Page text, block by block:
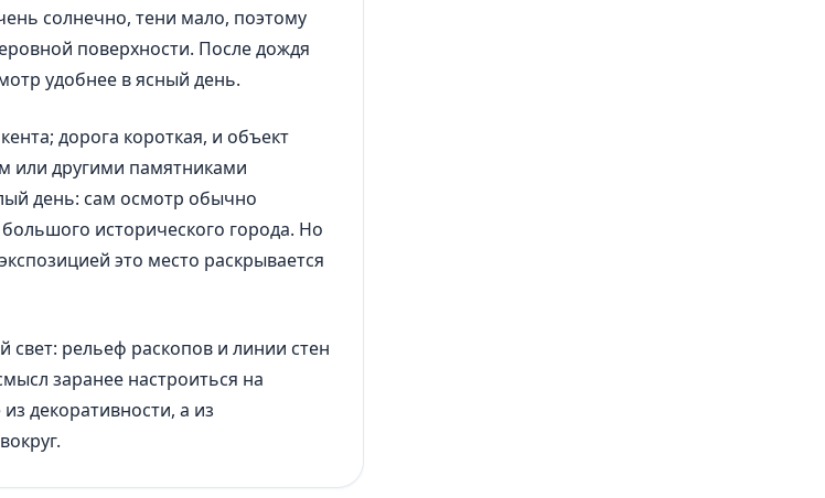
солнечно, тени мало, поэтому
поверхности. После дождя
удобнее в ясный день.
дорога короткая, и объект
или другими памятниками
день: сам осмотр обычно
исторического города. Но
это место раскрывается
рельеф раскопов и линии стен
заранее настроиться на
декоративности, а из